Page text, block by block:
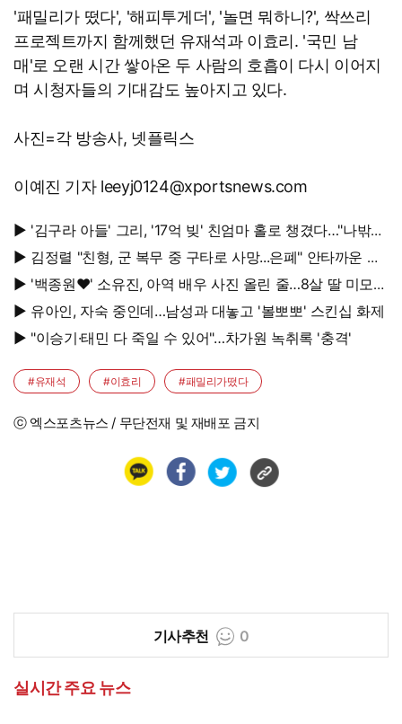
'패밀리가 떴다', '해피투게더', '놀면 뭐하니?', 싹쓰리
프로젝트까지 함께했던 유재석과 이효리. '국민 남
매'로 오랜 시간 쌓아온 두 사람의 호흡이 다시 이어지
며 시청자들의 기대감도 높아지고 있다.
사진=각 방송사, 넷플릭스
이예진 기자 leeyj0124@xportsnews.com
▶ '김구라 아들' 그리, '17억 빚' 친엄마 홀로 챙겼다…"나밖에
없어, 연락 꾸준히 하는 중"
▶ 김정렬 "친형, 군 복무 중 구타로 사망...은폐" 안타까운 가
족사
▶ '백종원♥' 소유진, 아역 배우 사진 올린 줄…8살 딸 미모
대박, 연예인 시켜도 되겠어
▶ 유아인, 자숙 중인데…남성과 대놓고 '볼뽀뽀' 스킨십 화제
▶ "이승기·태민 다 죽일 수 있어"…차가원 녹취록 '충격'
#유재석 #이효리 #패밀리가떴다
ⓒ 엑스포츠뉴스 / 무단전재 및 재배포 금지
기사추천 0
실시간 주요 뉴스